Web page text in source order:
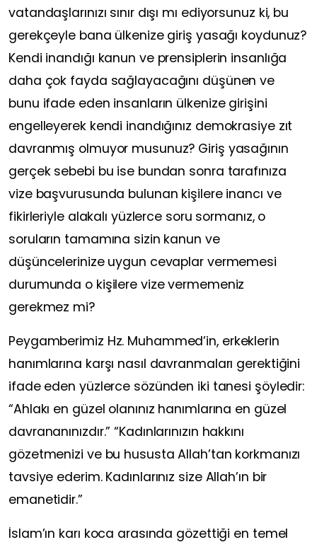
vatandaşlarınızı sınır dışı mı ediyorsunuz ki, bu
gerekçeyle bana ülkenize giriş yasağı koydunuz?
Kendi inandığı kanun ve prensiplerin insanlığa
daha çok fayda sağlayacağını düşünen ve
bunu ifade eden insanların ülkenize girişini
engelleyerek kendi inandığınız demokrasiye zıt
davranmış olmuyor musunuz? Giriş yasağının
gerçek sebebi bu ise bundan sonra tarafınıza
vize başvurusunda bulunan kişilere inancı ve
fikirleriyle alakalı yüzlerce soru sormanız, o
soruların tamamına sizin kanun ve
düşüncelerinize uygun cevaplar vermemesi
durumunda o kişilere vize vermemeniz
gerekmez mi?
Peygamberimiz Hz. Muhammed’in, erkeklerin
hanımlarına karşı nasıl davranmaları gerektiğini
ifade eden yüzlerce sözünden iki tanesi şöyledir:
“Ahlakı en güzel olanınız hanımlarına en güzel
davrananınızdır.” “Kadınlarınızın hakkını
gözetmenizi ve bu hususta Allah’tan korkmanızı
tavsiye ederim. Kadınlarınız size Allah’ın bir
emanetidir.”
İslam’ın karı koca arasında gözettiği en temel